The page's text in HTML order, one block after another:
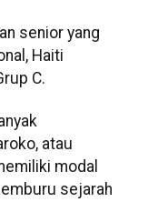
senior yang
Haiti
C.
atau
modal
sejarah